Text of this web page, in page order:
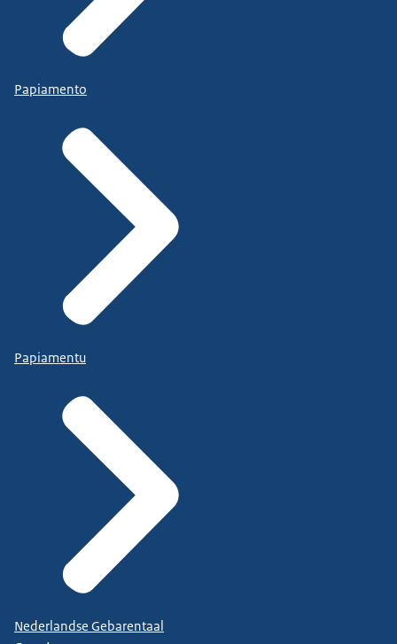
Papiamento
Papiamentu
Nederlandse Gebarentaal